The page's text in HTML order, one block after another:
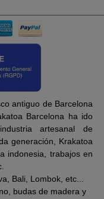
antiguo de Barcelona
Barcelona ha ido
artesanal de
generación, Krakatoa
indonesia, trabajos en
Bali, Lombok, etc...
budas de madera y